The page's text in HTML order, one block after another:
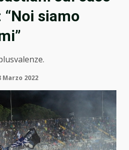
siamo
Marzo 2022